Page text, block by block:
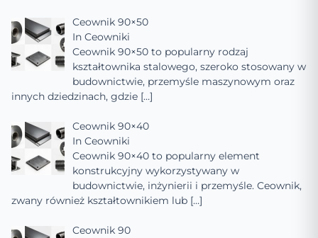
Ceownik 90×50
In Ceowniki
Ceownik 90×50 to popularny rodzaj
kształtownika stalowego, szeroko stosowany w
budownictwie, przemyśle maszynowym oraz
innych dziedzinach, gdzie […]
Ceownik 90×40
In Ceowniki
Ceownik 90×40 to popularny element
konstrukcyjny wykorzystywany w
budownictwie, inżynierii i przemyśle. Ceownik,
zwany również kształtownikiem lub […]
Ceownik 90